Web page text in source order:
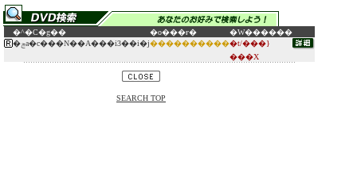
�^�C�g�� �o���ғ�
�W������
�ݘa�c���N��A���i3��i�j�����������t/���}
���X
SEARCH TOP